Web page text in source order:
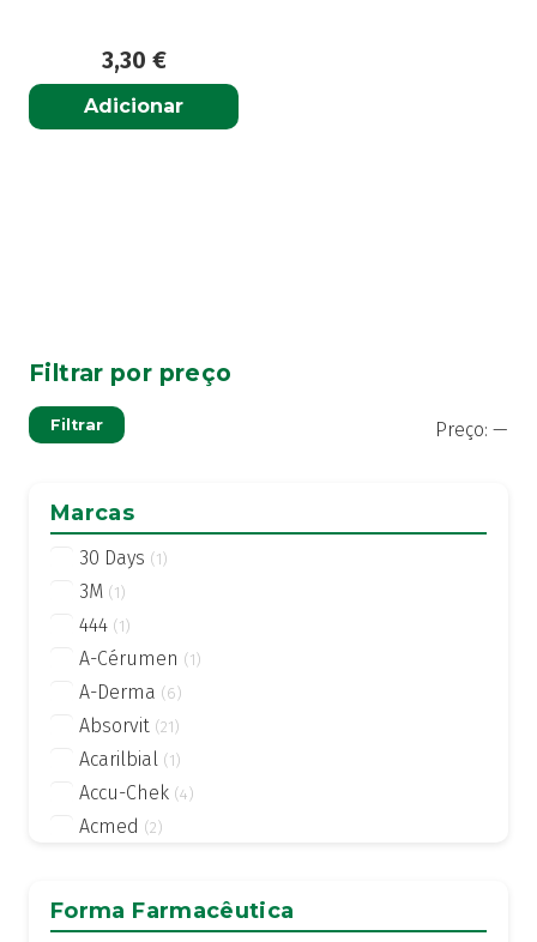
3,30 €
Adicionar
Filtrar por preço
Filtrar Preço: —
Marcas
30 Days (1)
3M (1)
444 (1)
A-Cérumen (1)
A-Derma (6)
Absorvit (21)
Acarilbial (1)
Accu-Chek (4)
Acmed (2)
Activsil (2)
Forma Farmacêutica